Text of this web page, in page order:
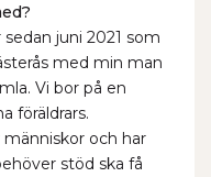
juni 2021 som
med min man
Vi bor på en
föräldrars.
människor och har
stöd ska få